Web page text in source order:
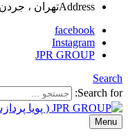
Addressتهران ، جردن
facebook
Instagram
JPR GROUP
Search
Search for:
JPR GROUP ( پویا پردازش )
تحقیقات بازار و برند
Menu